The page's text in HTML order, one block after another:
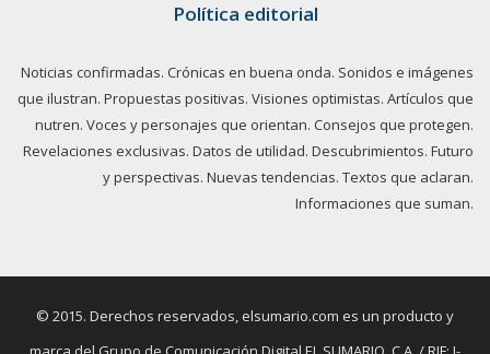
Política editorial
Noticias confirmadas. Crónicas en buena onda. Sonidos e imágenes
que ilustran. Propuestas positivas. Visiones optimistas. Artículos que
nutren. Voces y personajes que orientan. Consejos que protegen.
Revelaciones exclusivas. Datos de utilidad. Descubrimientos. Futuro
y perspectivas. Nuevas tendencias. Textos que aclaran.
Informaciones que suman.
© 2015. Derechos reservados, elsumario.com es un producto y